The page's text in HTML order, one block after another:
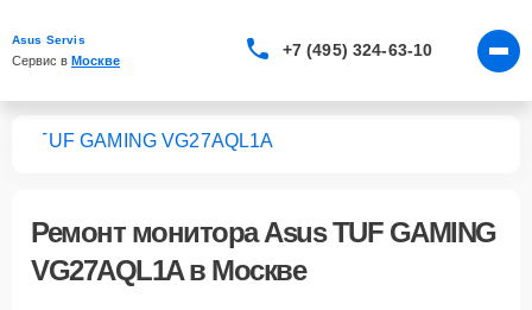
Asus Servis
Сервис в Москве
+7 (495) 324-63-10
TUF GAMING VG27AQL1A
Ремонт монитора Asus TUF GAMING
VG27AQL1Aв Москве